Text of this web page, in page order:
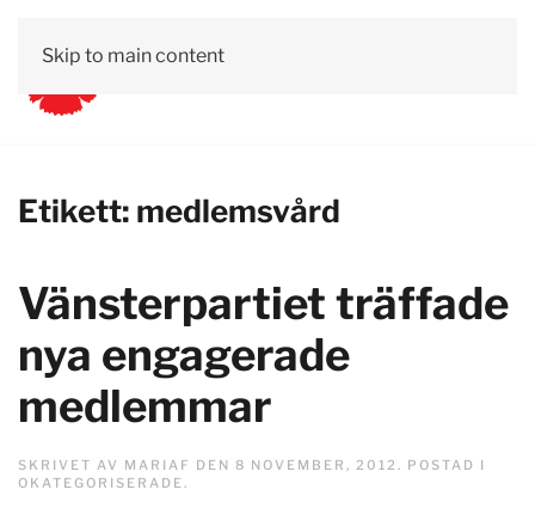
Skip to main content
Etikett: medlemsvård
Vänsterpartiet träffade
nya engagerade
medlemmar
SKRIVET AV MARIAF DEN 8 NOVEMBER, 2012 . POSTAD I
OKATEGORISERADE.